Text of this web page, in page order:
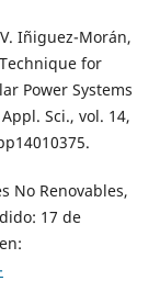
Iñiguez-Morán,
for
Power Systems
Sci., vol. 14,
No Renovables,
17 de